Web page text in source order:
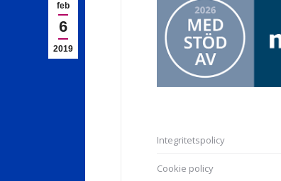
feb
6
2019
Integritetspolicy
Cookie policy